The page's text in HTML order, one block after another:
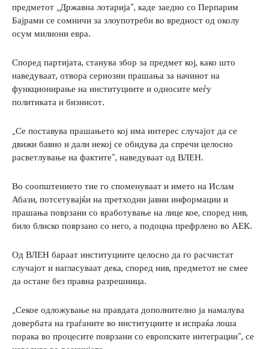
предметот „Државна лотарија“, каде заедно со Перпарим
Бајрами се сомничи за злоупотреби во вредност од околу
осум милиони евра.
Според партијата, станува збор за предмет кој, како што
наведуваат, отвора сериозни прашања за начинот на
функционирање на институциите и односите меѓу
политиката и бизнисот.
„Се поставува прашањето кој има интерес случајот да се
движи бавно и дали некој се обидува да спречи целосно
расветлување на фактите“, наведуваат од ВЛЕН.
Во соопштението тие го споменуваат и името на Ислам
Абази, потсетувајќи на претходни јавни информации и
прашања поврзани со вработување на лице кое, според нив,
било блиско поврзано со него, а подоцна префрлено во АЕК.
Од ВЛЕН бараат институциите целосно да го расчистат
случајот и нагласуваат дека, според нив, предметот не смее
да остане без правна разрешница.
„Секое одложување на правдата дополнително ја намалува
довербата на граѓаните во институциите и испраќа лоша
порака во процесите поврзани со европските интеграции“, се